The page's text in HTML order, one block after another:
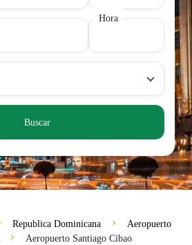
Hora
Buscar
Republica Dominicana
Aeropuerto
Aeropuerto Santiago Cibao